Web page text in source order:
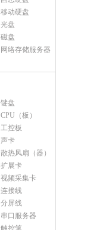
移动硬盘
光盘
磁盘
网络存储服务器
键盘
CPU（板）
工控板
声卡
散热风扇（器）
扩展卡
视频采集卡
连接线
分屏线
串口服务器
触控笔